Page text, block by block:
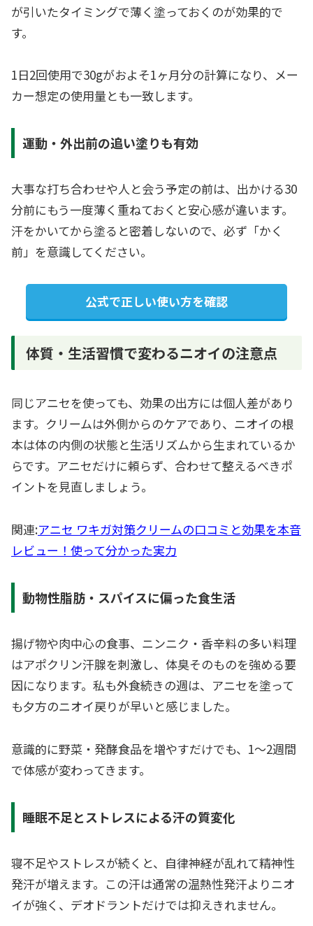
が引いたタイミングで薄く塗っておくのが効果的で
す。
1日2回使用で30gがおよそ1ヶ月分の計算になり、メー
カー想定の使用量とも一致します。
運動・外出前の追い塗りも有効
大事な打ち合わせや人と会う予定の前は、出かける30
分前にもう一度薄く重ねておくと安心感が違います。
汗をかいてから塗ると密着しないので、必ず「かく
前」を意識してください。
公式で正しい使い方を確認
体質・生活習慣で変わるニオイの注意点
同じアニセを使っても、効果の出方には個人差があり
ます。クリームは外側からのケアであり、ニオイの根
本は体の内側の状態と生活リズムから生まれているか
らです。アニセだけに頼らず、合わせて整えるべきポ
イントを見直しましょう。
関連:アニセ ワキガ対策クリームの口コミと効果を本音
レビュー！使って分かった実力
動物性脂肪・スパイスに偏った食生活
揚げ物や肉中心の食事、ニンニク・香辛料の多い料理
はアポクリン汗腺を刺激し、体臭そのものを強める要
因になります。私も外食続きの週は、アニセを塗って
も夕方のニオイ戻りが早いと感じました。
意識的に野菜・発酵食品を増やすだけでも、1〜2週間
で体感が変わってきます。
睡眠不足とストレスによる汗の質変化
寝不足やストレスが続くと、自律神経が乱れて精神性
発汗が増えます。この汗は通常の温熱性発汗よりニオ
イが強く、デオドラントだけでは抑えきれません。